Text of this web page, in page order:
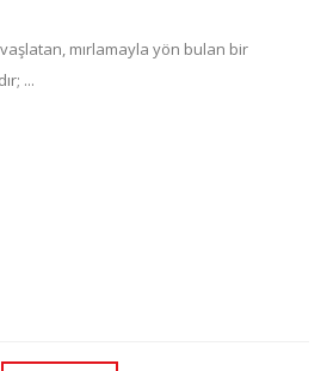
mırlamayla yön bulan bir
...